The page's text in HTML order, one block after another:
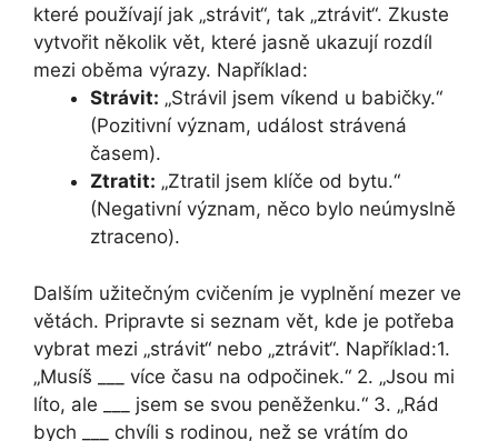
které používají jak „strávit“, tak „ztrávit“. Zkuste
vytvořit několik vět, které jasně ukazují rozdíl
mezi oběma výrazy. Například:
Strávit: „Strávil jsem víkend u babičky.“
(Pozitivní význam, událost strávená
časem).
Ztratit: „Ztratil jsem klíče od bytu.“
(Negativní význam, něco bylo neúmyslně
ztraceno).
Dalším užitečným cvičením je vyplnění mezer ve
větách. Pripravte si seznam vět, kde je potřeba
vybrat mezi „strávit“ nebo „ztrávit“. Například:1.
„Musíš ___ více času na odpočinek.“ 2. „Jsou mi
líto, ale ___ jsem se svou peněženku.“ 3. „Rád
bych ___ chvíli s rodinou, než se vrátím do